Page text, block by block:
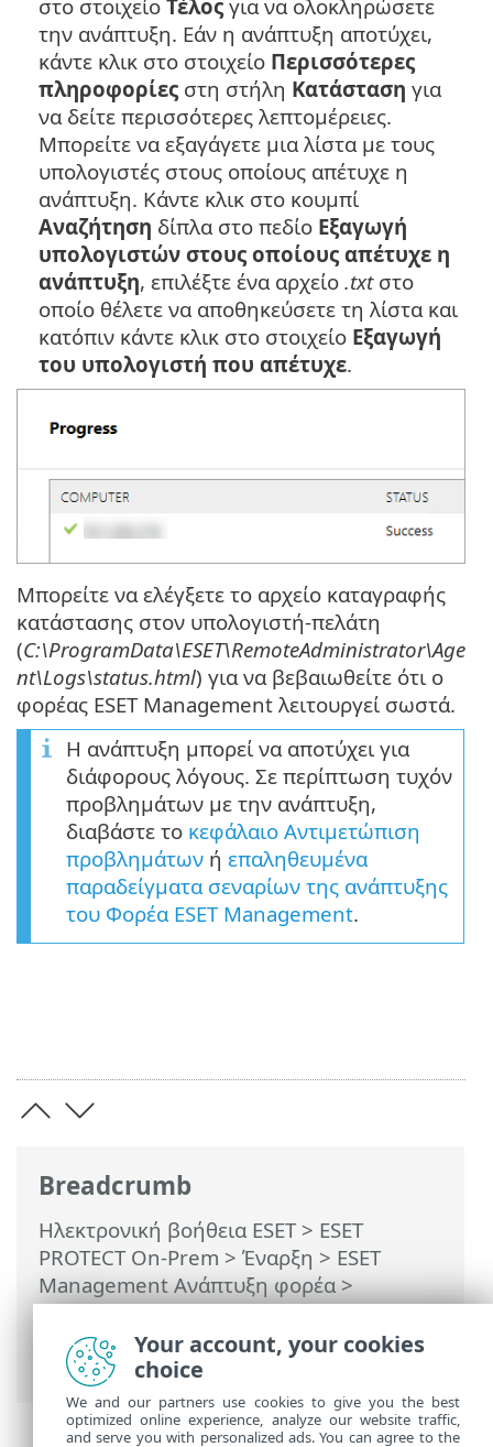
Breadcrumb
Ηλεκτρονική βοήθεια ESET> ESET
PROTECT On-Prem > Έναρξη > ESET
Management Ανάπτυξη φορέα>
Απομακρυσμένη ανάπτυξη>ESET
Remote Deployment Tool > Σάρωση του
τοπικού δικτύου για υπολογιστές
στο στοιχείο Τέλος για να ολοκληρώσετε
την ανάπτυξη. Εάν η ανάπτυξη αποτύχει,
κάντε κλικ στο στοιχείο Περισσότερες
πληροφορίες στη στήλη Κατάσταση για
να δείτε περισσότερες λεπτομέρειες.
Μπορείτε να εξαγάγετε μια λίστα με τους
υπολογιστές στους οποίους απέτυχε η
ανάπτυξη. Κάντε κλικ στο κουμπί
Αναζήτηση δίπλα στο πεδίο Εξαγωγή
υπολογιστών στους οποίους απέτυχε η
ανάπτυξη, επιλέξτε ένα αρχείο .txtστο
οποίο θέλετε να αποθηκεύσετε τη λίστα και
κατόπιν κάντε κλικ στο στοιχείο Εξαγωγή
του υπολογιστή που απέτυχε.
Μπορείτε να ελέγξετε το αρχείο καταγραφής
κατάστασης στον υπολογιστή-πελάτη
(C:\ProgramData\ESET\RemoteAdministrator\Age
nt\Logs\status.html) για να βεβαιωθείτε ότι ο
φορέας ESET Management λειτουργεί σωστά.
Η ανάπτυξη μπορεί να αποτύχει για
διάφορους λόγους. Σε περίπτωση τυχόν
προβλημάτων με την ανάπτυξη,
διαβάστε το κεφάλαιο Αντιμετώπιση
προβλημάτων ή επαληθευμένα
παραδείγματα σεναρίων της ανάπτυξης
του Φορέα ESET Management.
Your account, your cookies
choice
We and our partners use cookies to give you the best
optimized online experience, analyze our website traffic,
and serve you with personalized ads. You can agree to the